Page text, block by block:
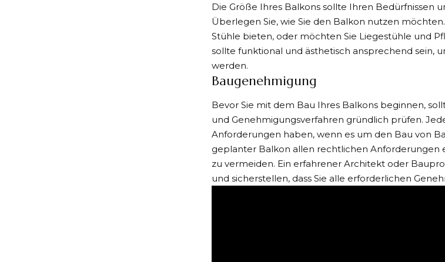
Die Größe Ihres Balkons sollte Ihren Bedürfnissen
Überlegen Sie, wie Sie den Balkon nutzen
Stühle bieten, oder möchten Sie Liegestühle und
sollte funktional und ästhetisch ansprechend sein,
werden.
Baugenehmigung
Bevor Sie mit dem Bau Ihres Balkons beginnen,
und Genehmigungsverfahren gründlich prüfen.
Anforderungen haben, wenn es um den Bau von
geplanter Balkon allen rechtlichen
zu vermeiden. Ein erfahrener Architekt oder
und sicherstellen, dass Sie alle erforderlichen